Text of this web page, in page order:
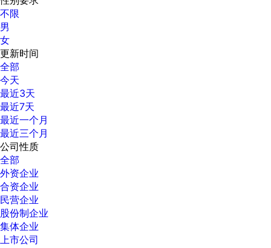
不限
男
女
更新时间
全部
今天
最近3天
最近7天
最近一个月
最近三个月
公司性质
全部
外资企业
合资企业
民营企业
股份制企业
集体企业
上市公司